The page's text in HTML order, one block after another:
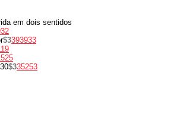
em dois sentidos
$3393933
$335253